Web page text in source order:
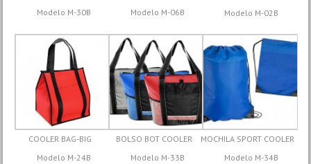
Modelo M-30B
Modelo M-06B
Modelo M-02B
COOLER BAG-BIG
Modelo M-24B
BOLSO BOT COOLER
Modelo M-33B
MOCHILA SPORT COOLER
Modelo M-34B